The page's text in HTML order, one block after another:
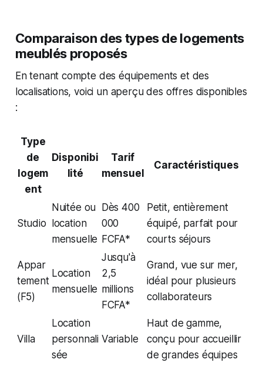
Comparaison des types de logements
meublés proposés
En tenant compte des équipements et des
localisations, voici un aperçu des offres disponibles
:
Type
de
logem
ent
Disponibi
lité
Tarif
mensuel
Caractéristiques
Studio
Nuitée ou
location
mensuelle
Dès 400
000
FCFA*
Petit, entièrement
équipé, parfait pour
courts séjours
Appar
tement
(F5)
Location
mensuelle
Jusqu'à
2,5
millions
FCFA*
Grand, vue sur mer,
idéal pour plusieurs
collaborateurs
Villa
Location
personnali
sée
Variable
Haut de gamme,
conçu pour accueillir
de grandes équipes